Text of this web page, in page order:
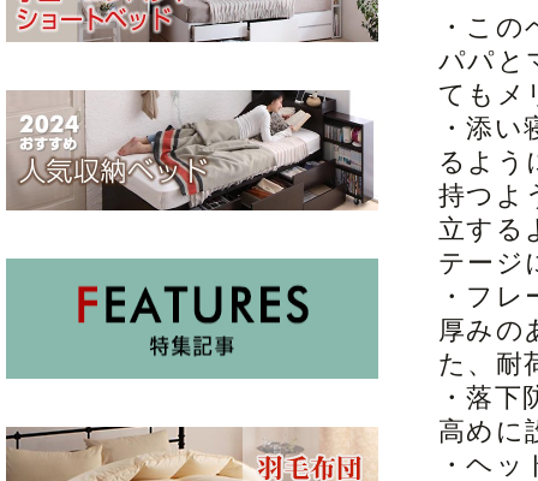
・こ
パパと
てもメ
・添
るよう
持つよ
立する
テージ
・フ
厚みの
た、耐
・落
高めに
・ヘ